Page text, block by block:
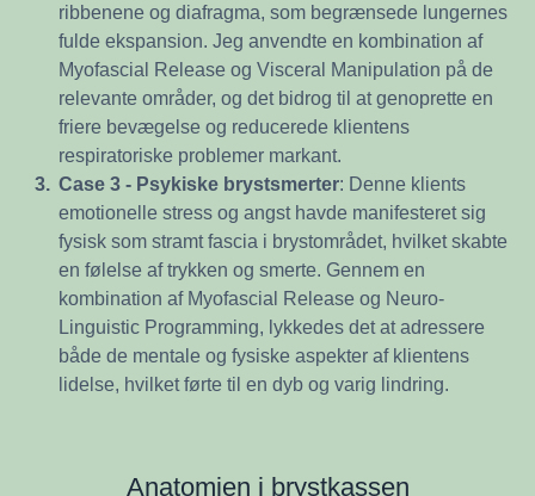
ribbenene og diafragma, som begrænsede lungernes
fulde ekspansion. Jeg anvendte en kombination af
Myofascial Release og Visceral Manipulation på de
relevante områder, og det bidrog til at genoprette en
friere bevægelse og reducerede klientens
respiratoriske problemer markant.
3. Case 3 - Psykiske brystsmerter: Denne klients
emotionelle stress og angst havde manifesteret sig
fysisk som stramt fascia i brystområdet, hvilket skabte
en følelse af trykken og smerte. Gennem en
kombination af Myofascial Release og Neuro-
Linguistic Programming, lykkedes det at adressere
både de mentale og fysiske aspekter af klientens
lidelse, hvilket førte til en dyb og varig lindring.
Anatomien i brystkassen